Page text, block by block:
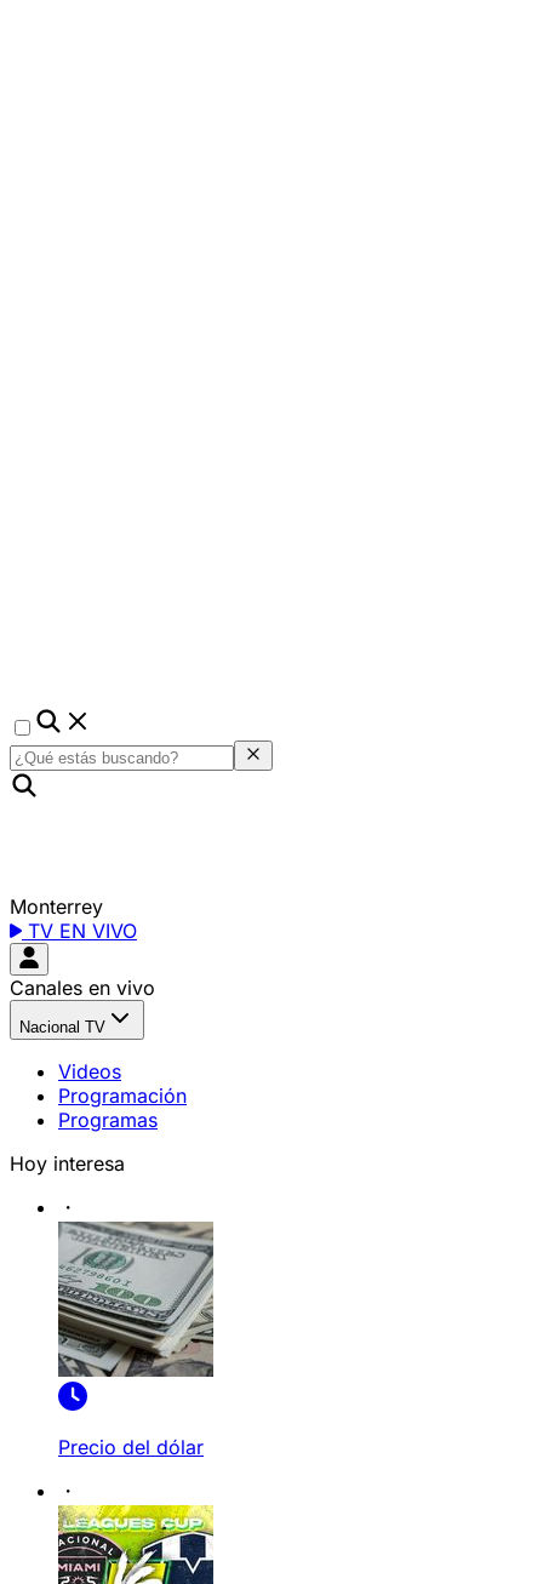
Monterrey
TV EN VIVO
Canales en vivo
Nacional TV
Videos
Programación
Programas
Hoy interesa
Precio del dólar